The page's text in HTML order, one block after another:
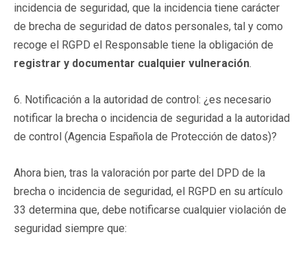
incidencia de seguridad, que la incidencia tiene carácter
de brecha de seguridad de datos personales, tal y como
recoge el RGPD el Responsable tiene la obligación de
registrar y documentar cualquier vulneración.
6. Notificación a la autoridad de control: ¿es necesario
notificar la brecha o incidencia de seguridad a la autoridad
de control (Agencia Española de Protección de datos)?
Ahora bien, tras la valoración por parte del DPD de la
brecha o incidencia de seguridad, el RGPD en su artículo
33 determina que, debe notificarse cualquier violación de
seguridad siempre que: